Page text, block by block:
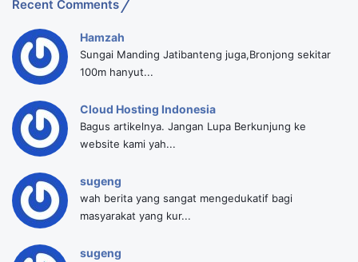
Recent Comments
Hamzah
Sungai Manding Jatibanteng juga,Bronjong sekitar
100m hanyut...
Cloud Hosting Indonesia
Bagus artikelnya. Jangan Lupa Berkunjung ke
website kami yah...
sugeng
wah berita yang sangat mengedukatif bagi
masyarakat yang kur...
sugeng